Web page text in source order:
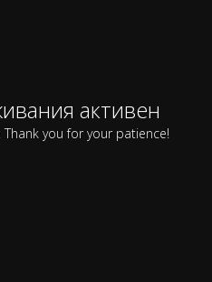
активен
you for your patience!